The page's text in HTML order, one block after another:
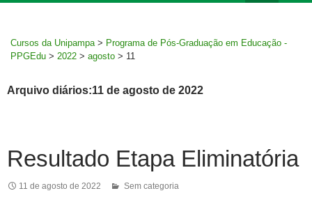
Cursos da Unipampa > Programa de Pós-Graduação em Educação -
PPGEdu > 2022 > agosto > 11
Arquivo diários:11 de agosto de 2022
Resultado Etapa Eliminatória
11 de agosto de 2022 Sem categoria